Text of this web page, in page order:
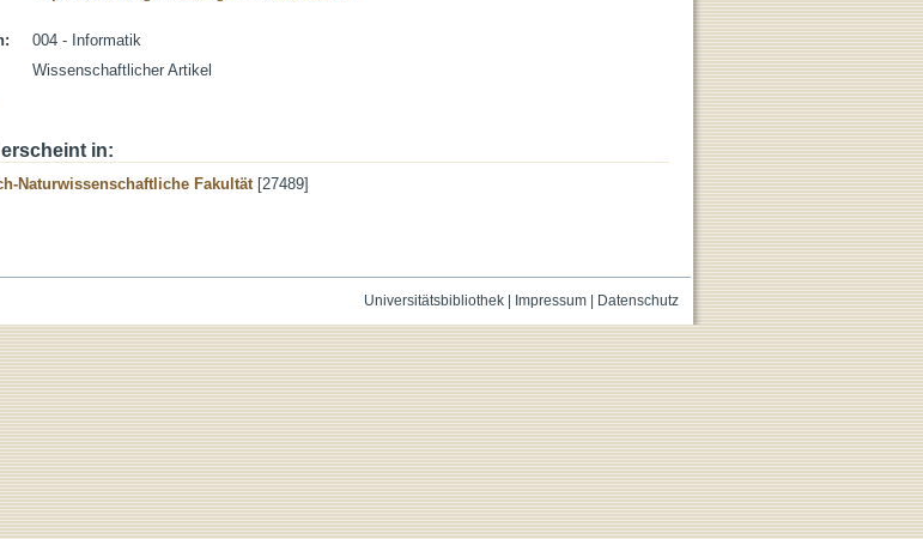
004 - Informatik
Wissenschaftlicher Artikel
in:
Naturwissenschaftliche Fakultät[27489]
Universitätsbibliothek| Impressum| Datenschutz